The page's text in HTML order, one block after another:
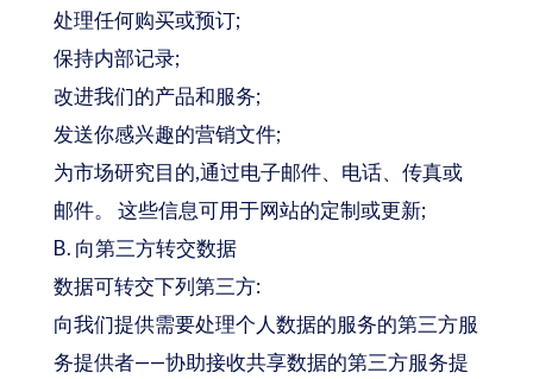
处理任何购买或预订;
保持内部记录;
改进我们的产品和服务;
发送你感兴趣的营销文件;
为市场研究目的,通过电子邮件、电话、传真或
邮件。 这些信息可用于网站的定制或更新;
B. 向第三方转交数据
数据可转交下列第三方:
向我们提供需要处理个人数据的服务的第三方服
务提供者——协助接收共享数据的第三方服务提